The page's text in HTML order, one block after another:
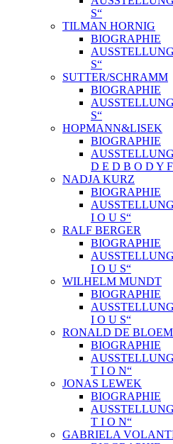
S“
TILMAN HORNIG
BIOGRAPHIE
S“
SUTTER/SCHRAMM
BIOGRAPHIE
S“
HOPMANN&LISEK
BIOGRAPHIE
D E D B O D Y
NADJA KURZ
BIOGRAPHIE
I O U S“
RALF BERGER
BIOGRAPHIE
I O U S“
WILHELM MUNDT
BIOGRAPHIE
I O U S“
RONALD DE
BIOGRAPHIE
T I O N“
JONAS LEWEK
BIOGRAPHIE
T I O N“
GABRIELA